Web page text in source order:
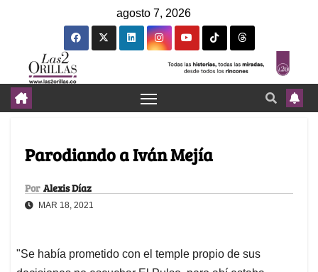
agosto 7, 2026
Parodiando a Iván Mejía
Por Alexis Díaz
MAR 18, 2021
"Se había prometido con el temple propio de sus